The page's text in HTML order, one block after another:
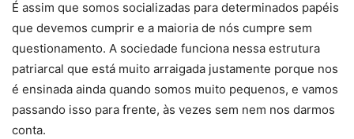
É assim que somos socializadas para determinados papéis
que devemos cumprir e a maioria de nós cumpre sem
questionamento. A sociedade funciona nessa estrutura
patriarcal que está muito arraigada justamente porque nos
é ensinada ainda quando somos muito pequenos, e vamos
passando isso para frente, às vezes sem nem nos darmos
conta.